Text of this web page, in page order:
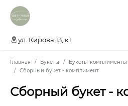
ул. Кирова 13, к1.
Главная Букеты
Букеты-комплименты
Сборный букет - комплимент
Сборный букет -